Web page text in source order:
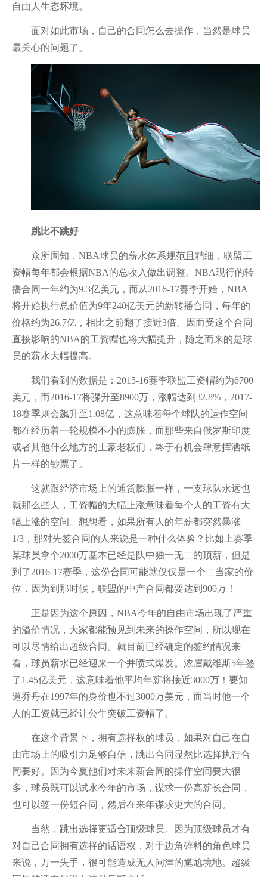
自由人生态坏境。
面对如此市场，自己的合同怎么去操作，当然是球员
最关心的问题了。
跳比不跳好
众所周知，NBA球员的薪水体系规范且精细，联盟工
资帽每年都会根据NBA的总收入做出调整。NBA现行的转
播合同一年约为9.3亿美元，而从2016-17赛季开始，NBA
将开始执行总价值为9年240亿美元的新转播合同，每年的
价格约为26.7亿，相比之前翻了接近3倍。因而受这个合同
直接影响的NBA的工资帽也将大幅提升，随之而来的是球
员的薪水大幅提高。
我们看到的数据是：2015-16赛季联盟工资帽约为6700
美元，而2016-17将骤升至8900万，涨幅达到32.8%，2017-
18赛季则会飙升至1.08亿，这意味着每个球队的运作空间
都在经历着一轮规模不小的膨胀，而那些来自俄罗斯印度
或者其他什么地方的土豪老板们，终于有机会肆意挥洒纸
片一样的钞票了。
这就跟经济市场上的通货膨胀一样，一支球队永远也
就那么些人，工资帽的大幅上涨意味着每个人的工资有大
幅上涨的空间。想想看，如果所有人的年薪都突然暴涨
1/3，那对先签合同的人来说是一种什么体验？比如上赛季
某球员拿个2000万基本已经是队中独一无二的顶薪，但是
到了2016-17赛季，这份合同可能就仅仅是一个二当家的价
位，因为到那时候，联盟的中产合同都要达到900万！
正是因为这个原因，NBA今年的自由市场出现了严重
的溢价情况，大家都能预见到未来的操作空间，所以现在
可以尽情给出超级合同。就目前已经确定的签约情况来
看，球员薪水已经迎来一个井喷式爆发。浓眉戴维斯5年签
了1.45亿美元，这意味着他平均年薪将接近3000万！要知
道乔丹在1997年的身价也不过3000万美元，而当时他一个
人的工资就已经让公牛突破工资帽了。
在这个背景下，拥有选择权的球员，如果对自己在自
由市场上的吸引力足够自信，跳出合同显然比选择执行合
同要好。因为今夏他们对未来新合同的操作空间要大很
多，球员既可以试水今年的市场，谋求一份高薪长合同，
也可以签一份短合同，然后在来年谋求更大的合同。
当然，跳出选择更适合顶级球员。因为顶级球员才有
对自己合同拥有选择的话语权，对于边角碎料的角色球员
来说，万一失手，很可能造成无人问津的尴尬境地。超级